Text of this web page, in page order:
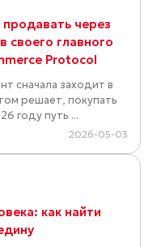
продавать через
своего главного
Protocol
сначала заходит в
решает, покупать
году путь ...
2026-05-03
как найти